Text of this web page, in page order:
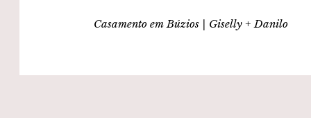
Casamento em Búzios | Giselly + Danilo